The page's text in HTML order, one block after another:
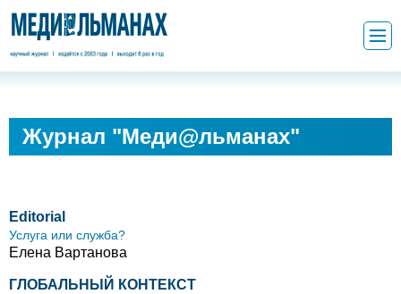
Журнал "Меди@льманах"
Editorial
Услуга или служба?
Елена Вартанова
ГЛОБАЛЬНЫЙ КОНТЕКСТ